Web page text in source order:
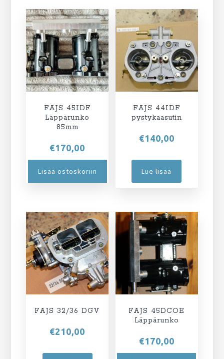
FAJS 45IDF
Läppärunko
85mm
€170,00
Lisää ostoskoriin
FAJS 44IDF
pystykaasutin
€140,00
Lue lisää
FAJS 32/36 DGV
€210,00
FAJS 45DCOE
Läppärunko
€170,00